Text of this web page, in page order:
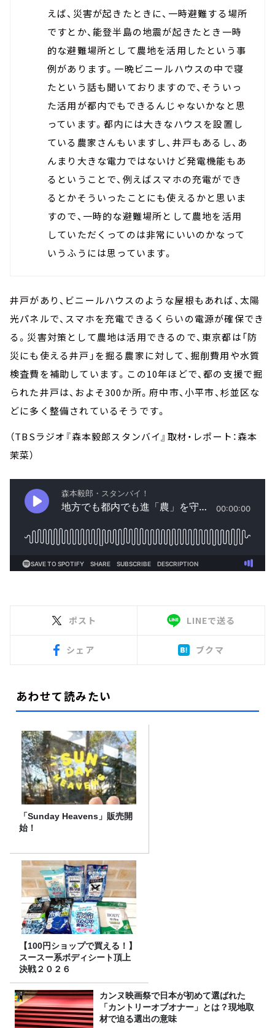
えば、災害が起きたときに、一時避難する場所
ですとか、能登半島の地震が起きたとき一時
的な避難場所として農地を活用したという事
例があります。一晩ビニールハウスの中で寝
たという話も聞いておりますので、そういっ
た活用が都内でもできるんじゃないかなと思
っています。都内には大きなハウスを設置し
ている農家さんもいますし、井戸もあるし、あ
んまり大きな電力ではないけど発電機能もあ
るということで、例えばスマホの充電ができ
るとかそういったことにも使えるかと思いま
すので、一時的な避難場所として農地を活用
していただくってのは非常にいいのかなって
いうふうには思っています。
井戸があり、ビニールハウスのような屋根もあれば、太陽
光パネルで、スマホを充電できるくらいの電源が確保でき
る。災害対策として農地は活用できるので、東京都は「防
災にも使える井戸」を掘る農家に対して、掘削費用や水質
検査費を補助しています。この10年ほどで、都の支援で掘
られた井戸は、およそ300か所。府中市、小平市、杉並区な
どに多く整備されているそうです。
（TBSラジオ『森本毅郎スタンバイ』取材・レポート：森本
茉菜）
ポスト LINEで送る
シェア ブクマ
あわせて読みたい
「Sunday Heavens」販売開
始！
【100円ショップで買える！】
スースー系ボディシート頂上
決戦２０２６
カンヌ映画祭で日本が初めて選ばれた
「カントリーオブオナー」とは？現地取
材で迫る選出の意味